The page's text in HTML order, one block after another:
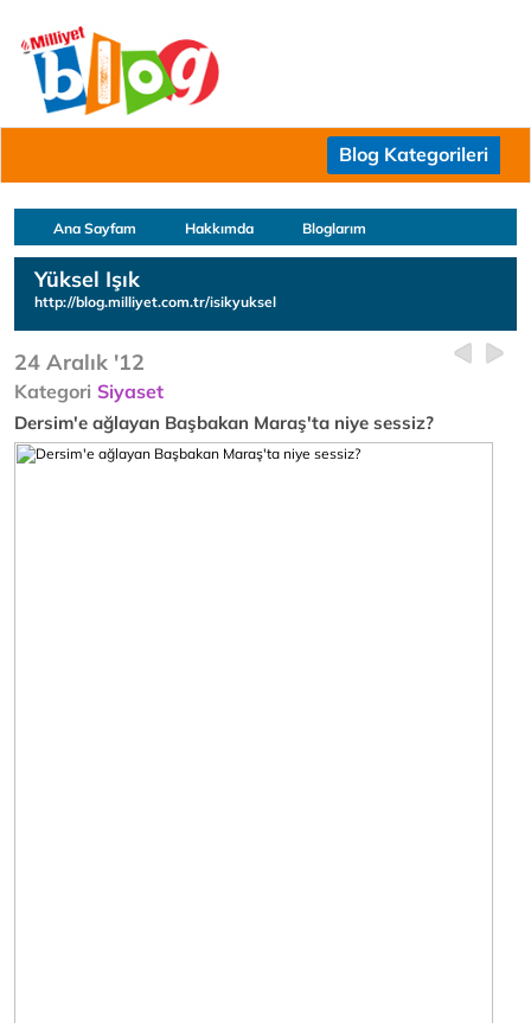
Blog Kategorileri
Ana Sayfam Hakkımda Bloglarım
Yüksel Işık
http://blog.milliyet.com.tr/isikyuksel
24 Aralık '12
Kategori Siyaset
Dersim'e ağlayan Başbakan Maraş'ta niye sessiz?